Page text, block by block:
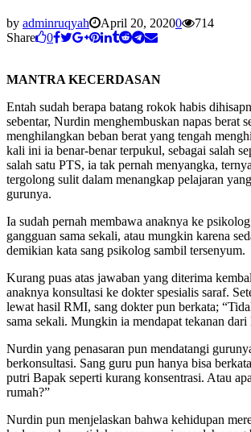
by adminruqyah April 20, 20200
714
Share
0
MANTRA KECERDASAN
Entah sudah berapa batang rokok habis
sebentar, Nurdin menghembuskan napas berat
menghilangkan beban berat yang tengah
kali ini ia benar-benar terpukul, sebagai salah
salah satu PTS, ia tak pernah menyangka,
tergolong sulit dalam menangkap pelajaran
gurunya.
Ia sudah pernah membawa anaknya ke
gangguan sama sekali, atau mungkin karena
demikian kata sang psikolog sambil tersenyum.
Kurang puas atas jawaban yang diterima
anaknya konsultasi ke dokter spesialis saraf.
lewat hasil RMI, sang dokter pun berkata;
sama sekali. Mungkin ia mendapat tekanan dari
Nurdin yang penasaran pun mendatangi
berkonsultasi. Sang guru pun hanya bisa
putri Bapak seperti kurang konsentrasi. Atau
rumah?”
Nurdin pun menjelaskan bahwa kehidupan